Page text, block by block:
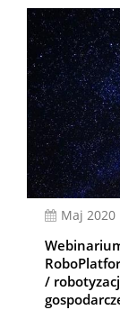
Maj 2020
/